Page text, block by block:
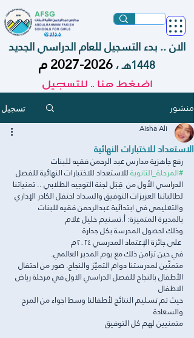
الان .. بدء التسجيل للعام الدراسي الجديد
1448هـ ،
2026-2027 م
اضغط هنا .. للتسجيل
منشور تسجيل
الاستعداد للاختبارات النهائية
Aisha Ali
رفع جاهزية مدارس عبد الرحمن فقيه للبنات
#المرحلة_الثانوية للاستعداد للاختبارات النهائية للفصل
الدراسي الأول من  قِبَل لجنة التوجيه الطلابي .. تمنياتنا
لطالباتنا العزيزات التوفيق والسداد احتفل الكادر الإداري
والتعليمي في ابتدائية عبدالرحمن فقيه للبنات
بالمديرة المتميزة: أ.تسنيم خليل غلام
وذلك لحصول المدرسة بكل جدارة
في حين تزامن ذلك مع يوم المدير العالمي.
متمنّين لمدرستنا دوام التميّز والنجاح. صور من احتفال
الأطفال بالنجاح للفصل الدراسي الاول في مرحلة رياض
الاطفال
حيث تم تسليم النتائج لأطفالنا وسط اجواء من المرح
والسعادة
متمنيين لهم كل التوفيق